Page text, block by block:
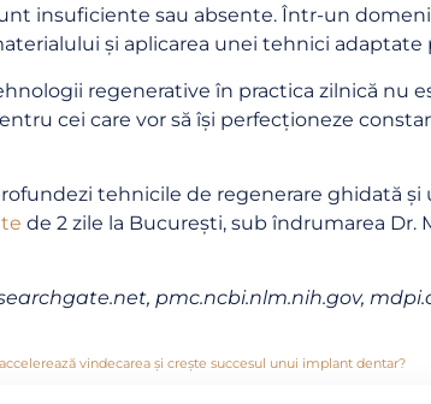
insuficiente sau absente. Într-un
și aplicarea unei tehnici
regenerative în practica zilnică nu
cei care vor să își perfecționeze
tehnicile de regenerare ghidată
de 2 zile la București, sub îndrumarea
pmc.ncbi.nlm.nih.gov,
vindecarea și crește succesul unui implant dentar?